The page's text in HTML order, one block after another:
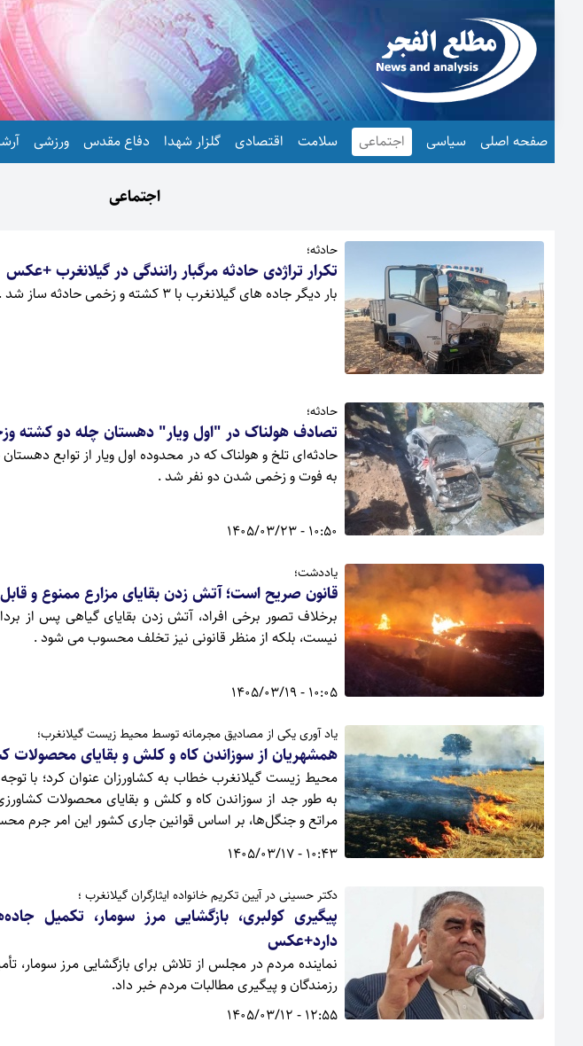
صفحه اصلی سیاسی اجتماعی سلامت اقتصادی گلزار شهدا دفاع مقدس ورزشی
اجتماعی
حادثه؛
تکرار تراژدی حادثه مرگبار رانندگی در گیلانغرب +عکس
بار دیگر جاده های گیلانغرب با 3 کشته و زخمی حادثه ساز شد .
حادثه؛
تصادف هولناک در "اول ویار" دهستان چله دو کشته
حادثه‌ای تلخ و هولناک که در محدوده اول ویار از توابع
به فوت و زخمی شدن دو نفر شد .
10:50 - 1405/03/23
یاددشت؛
قانون صریح است؛ آتش زدن بقایای مزارع ممنوع و
برخلاف تصور برخی افراد، آتش زدن بقایای گیاهی پس از
نیست، بلکه از منظر قانونی نیز تخلف محسوب می شود .
10:05 - 1405/03/19
یاد آوری یکی از مصادیق مجرمانه توسط محیط زیست گیلانغرب؛
همشهریان از سوزاندن کاه و کلش و بقایای محصولات
محیط زیست گیلانغرب خطاب به کشاورزان عنوان کرد؛ با
به طور جد از سوزاندن کاه و کلش و بقایای محصولات
مراتع و جنگل‌ها، بر اساس قوانین جاری کشور این امر جرم
10:43 - 1405/03/17
دکتر حسینی در آیین تکریم خانواده ایثارگران گیلانغرب ؛
پیگیری کولبری، بازگشایی مرز سومار، تکمیل
دارد+عکس
نماینده مردم در مجلس از تلاش برای بازگشایی مرز سومار،
رزمندگان و پیگیری مطالبات مردم خبر داد.
12:55 - 1405/03/12